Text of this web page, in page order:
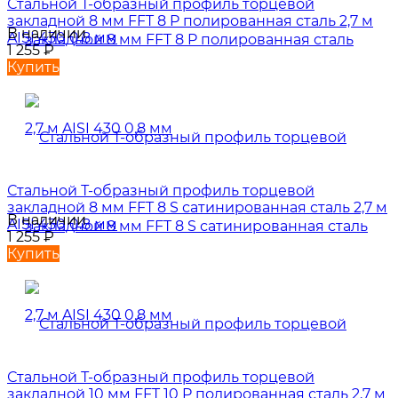
Стальной Т-образный профиль торцевой
закладной 8 мм FFT 8 P полированная сталь 2,7 м
AISI 430 0.8 мм
В наличии
1 255₽
Купить
Стальной Т-образный профиль торцевой
закладной 8 мм FFT 8 S сатинированная сталь 2,7 м
AISI 430 0.8 мм
В наличии
1 255₽
Купить
Стальной Т-образный профиль торцевой
закладной 10 мм FFT 10 P полированная сталь 2,7 м